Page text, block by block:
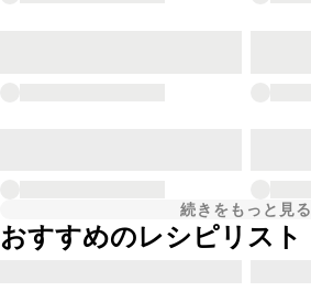
続きをもっと見る
おすすめのレシピリスト